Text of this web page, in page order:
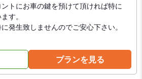
トにお車の鍵を預けて頂ければ特に
す。
発生致しませんのでご安心下さい。
プランを見る